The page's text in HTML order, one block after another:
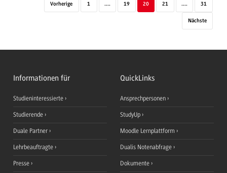
Vorherige 1 .... 19 20 21 .... 31
Nächste
Informationen für
Studieninteressierte
Studierende
Duale Partner
Lehrbeauftragte
Presse
QuickLinks
Ansprechpersonen
StudyUp
Moodle Lernplattform
Dualis Notenabfrage
Dokumente